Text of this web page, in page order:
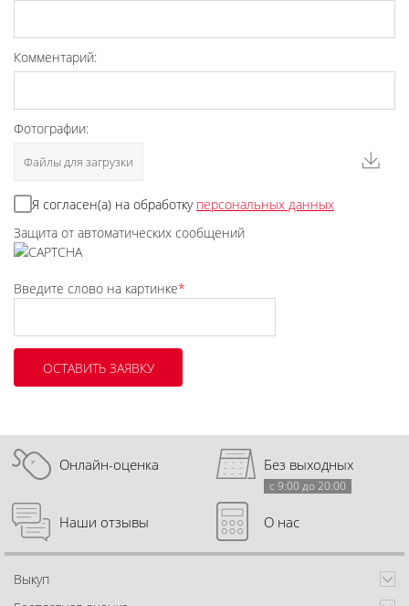
Комментарий:
Фотографии:
Файлы для загрузки
Я согласен(а) на обработку персональных данных
Защита от автоматических сообщений
Введите слово на картинке*
Онлайн-оценка Без выходных
с 9:00 до 20:00
Наши отзывы О нас
Выкуп